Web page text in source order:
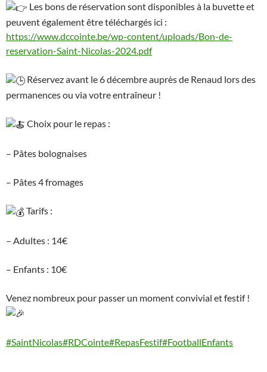
Les bons de réservation sont disponibles à la buvette et
peuvent également être téléchargés ici :
https://www.dccointe.be/wp-content/uploads/Bon-de-
reservation-Saint-Nicolas-2024.pdf
Réservez avant le 6 décembre auprès de Renaud lors des
permanences ou via votre entraîneur !
Choix pour le repas :
– Pâtes bolognaises
– Pâtes 4 fromages
Tarifs :
– Adultes : 14€
– Enfants : 10€
Venez nombreux pour passer un moment convivial et festif !
#SaintNicolas#RDCointe#RepasFestif#FootballEnfants